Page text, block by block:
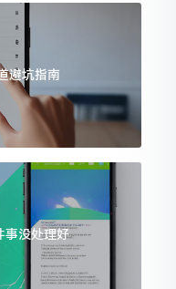
避坑指南
事没处理好